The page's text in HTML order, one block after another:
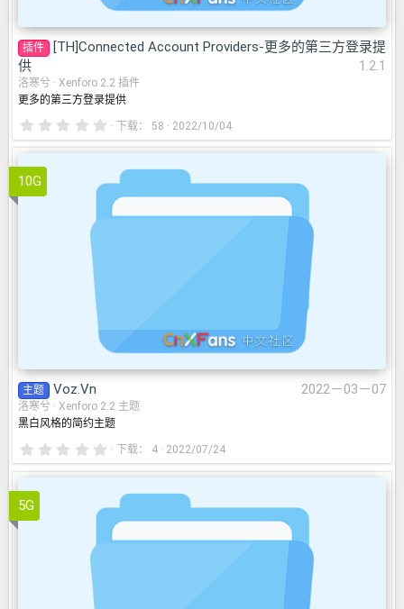
插件
[TH]Connected Account Providers-更多的第三方登录提
供
1.2.1
洛寒兮
Xenforo 2.2 插件
更多的第三方登录提供
0
.
0
星
下载 58 2022/10/04
10G
Voz.Vn 2022－03－07
主题 Voz.Vn 2022－03－07
洛寒兮
Xenforo 2.2 主题
黑白风格的简约主题
0
.
0
星
下载 4 2022/07/24
5G
简体中文语言包